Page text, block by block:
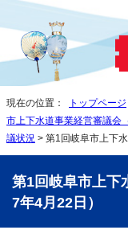
現在の位置： トップページ
市上下水道事業経営審議会
議状況 > 第1回岐阜市上下
第1回岐阜市上
7年4月22日）